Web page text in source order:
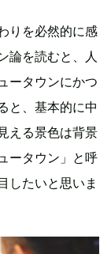
りを必然的に感
論を読むと、人
ータウンにかつ
と、基本的に中
える景色は背景
ータウン」と呼
したいと思いま